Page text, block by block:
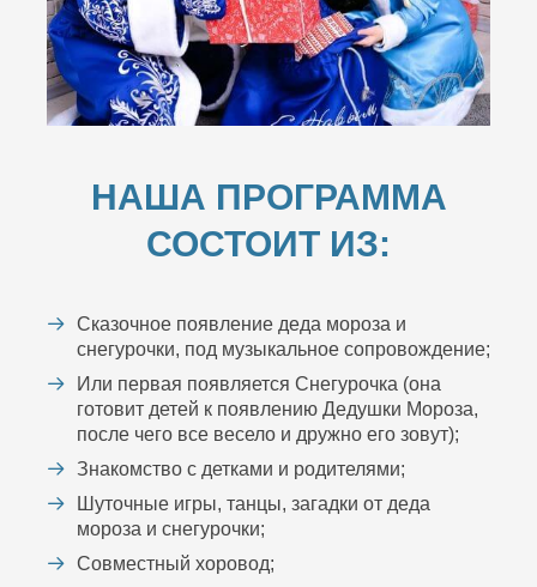
НАША ПРОГРАММА
СОСТОИТ ИЗ:
Сказочное появление деда мороза и
снегурочки, под музыкальное сопровождение;
Или первая появляется Снегурочка (она
готовит детей к появлению Дедушки Мороза,
после чего все весело и дружно его зовут);
Знакомство с детками и родителями;
Шуточные игры, танцы, загадки от деда
мороза и снегурочки;
Совместный хоровод;